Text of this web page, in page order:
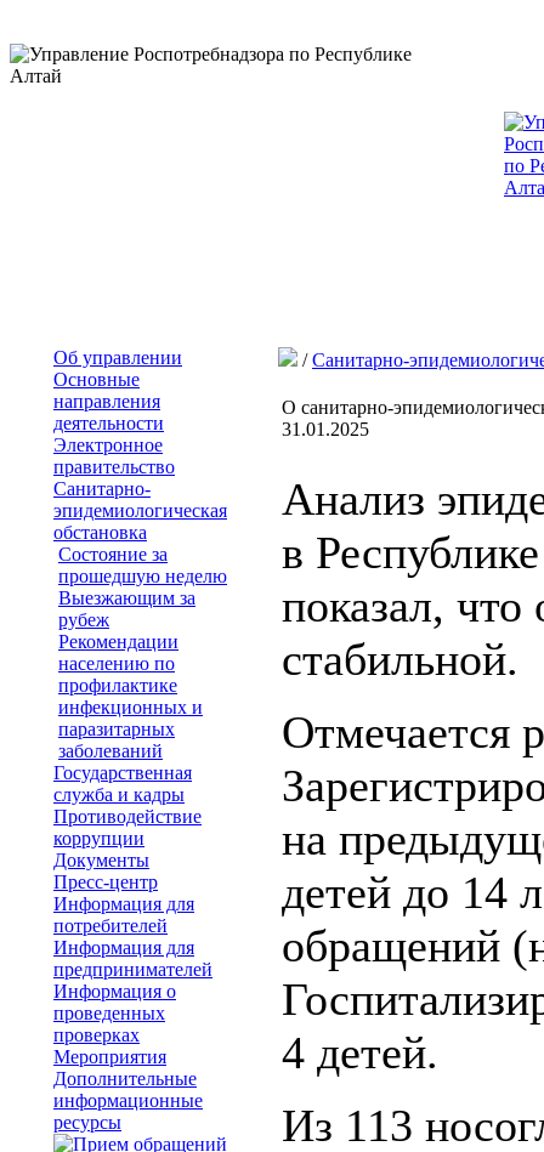
Об управлении
Основные
направления
деятельности
Электронное
правительство
Санитарно-
эпидемиологическая
обстановка
Состояние за
прошедшую неделю
Выезжающим за
рубеж
Рекомендации
населению по
профилактике
инфекционных и
паразитарных
заболеваний
Государственная
служба и кадры
Противодействие
коррупции
Документы
Пресс-центр
Информация для
потребителей
Информация для
предпринимателей
Информация о
проведенных
проверках
Мероприятия
Дополнительные
информационные
ресурсы
/Санитарно-
О санитарно-
31.01.2025
Анализ
в
показал, что
стабильной.
Отмечается
на
детей до 14
обращений
4 детей.
Из 113